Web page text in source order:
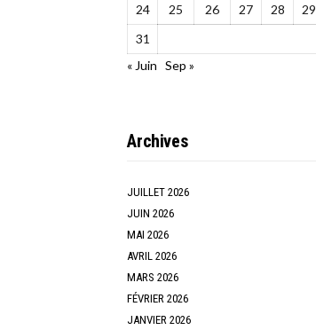
24
25 26 27 28 29
31
« Juin
Sep »
Archives
JUILLET 2026
JUIN 2026
MAI 2026
AVRIL 2026
MARS 2026
FÉVRIER 2026
JANVIER 2026